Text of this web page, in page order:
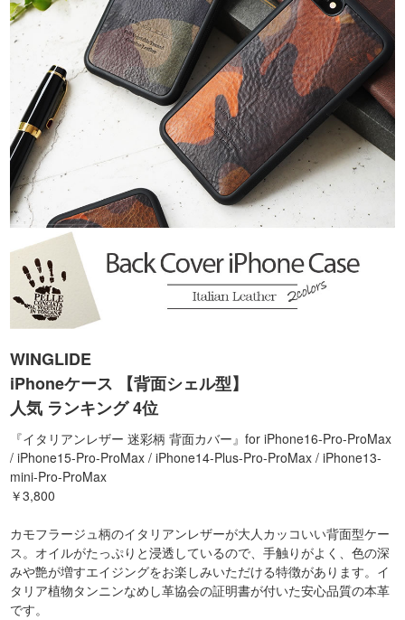
WINGLIDE
iPhoneケース 【背面シェル型】
人気 ランキング 4位
『イタリアンレザー 迷彩柄 背面カバー』for iPhone16-Pro-ProMax
/ iPhone15-Pro-ProMax / iPhone14-Plus-Pro-ProMax / iPhone13-
mini-Pro-ProMax
￥3,800
カモフラージュ柄のイタリアンレザーが大人カッコいい背面型ケー
ス。オイルがたっぷりと浸透しているので、手触りがよく、色の深
みや艶が増すエイジングをお楽しみいただける特徴があります。イ
タリア植物タンニンなめし革協会の証明書が付いた安心品質の本革
です。